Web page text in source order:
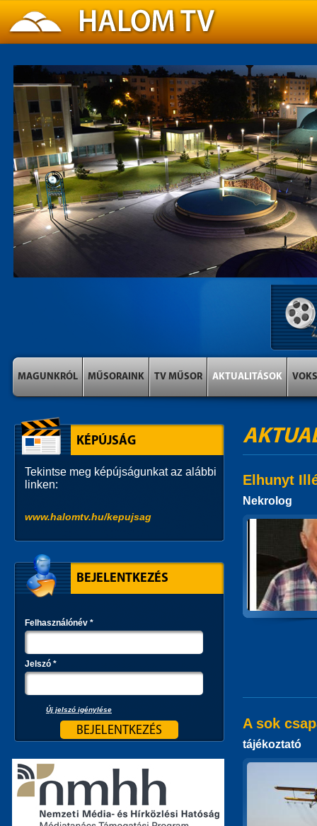
MAGUNKRÓL MŰSORAINK TV MŰSOR AKTUALITÁSOK VOKS
Elhunyt
Nekrolog
A sok
tájékoztató
KÉPÚJSÁG
Tekintse meg képújságunkat az alábbi
linken:
www.halomtv.hu/kepujsag
BEJELENTKEZÉS
Felhasználónév *
Jelszó *
Új jelszó igénylése